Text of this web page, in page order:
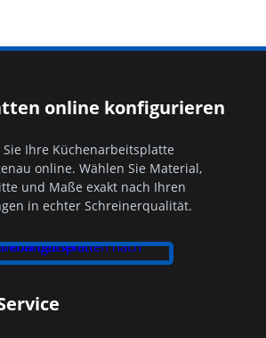
online konfigurieren
Sie Ihre Küchenarbeitsplatte
online. Wählen Sie Material,
und Maße exakt nach Ihren
in echter Schreinerqualität.